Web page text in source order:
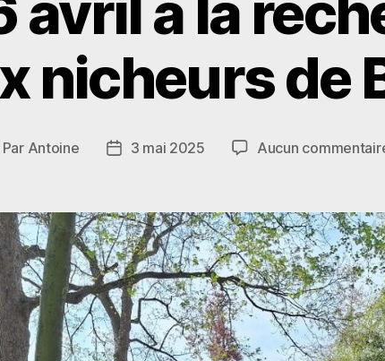
nicheurs de
Par Antoine
Date3 mai 2025 Aucun